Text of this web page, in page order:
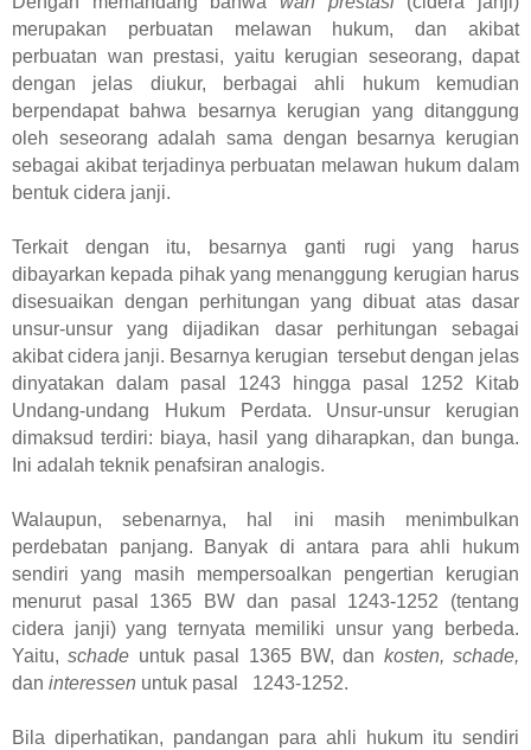
merupakan perbuatan melawan hukum, dan akibat
perbuatan wan prestasi, yaitu kerugian seseorang, dapat
dengan jelas diukur, berbagai ahli hukum kemudian
berpendapat bahwa besarnya kerugian yang ditanggung
oleh seseorang adalah sama dengan besarnya kerugian
sebagai akibat terjadinya perbuatan melawan hukum dalam
bentuk cidera janji.
Terkait dengan itu, besarnya ganti rugi yang harus
dibayarkan kepada pihak yang menanggung kerugian harus
disesuaikan dengan perhitungan yang dibuat atas dasar
unsur-unsur yang dijadikan dasar perhitungan sebagai
akibat cidera janji. Besarnya kerugian tersebut dengan jelas
dinyatakan dalam pasal 1243 hingga pasal 1252 Kitab
Undang-undang Hukum Perdata. Unsur-unsur kerugian
dimaksud terdiri: biaya, hasil yang diharapkan, dan bunga.
Ini adalah teknik penafsiran analogis.
Walaupun, sebenarnya, hal ini masih menimbulkan
perdebatan panjang. Banyak di antara para ahli hukum
sendiri yang masih mempersoalkan pengertian kerugian
menurut pasal 1365 BW dan pasal 1243-1252 (tentang
cidera janji) yang ternyata memiliki unsur yang berbeda.
Yaitu,schade untuk pasal 1365 BW, dan kosten, schade,
dan interessen untuk pasal 1243-1252.
Bila diperhatikan, pandangan para ahli hukum itu sendiri